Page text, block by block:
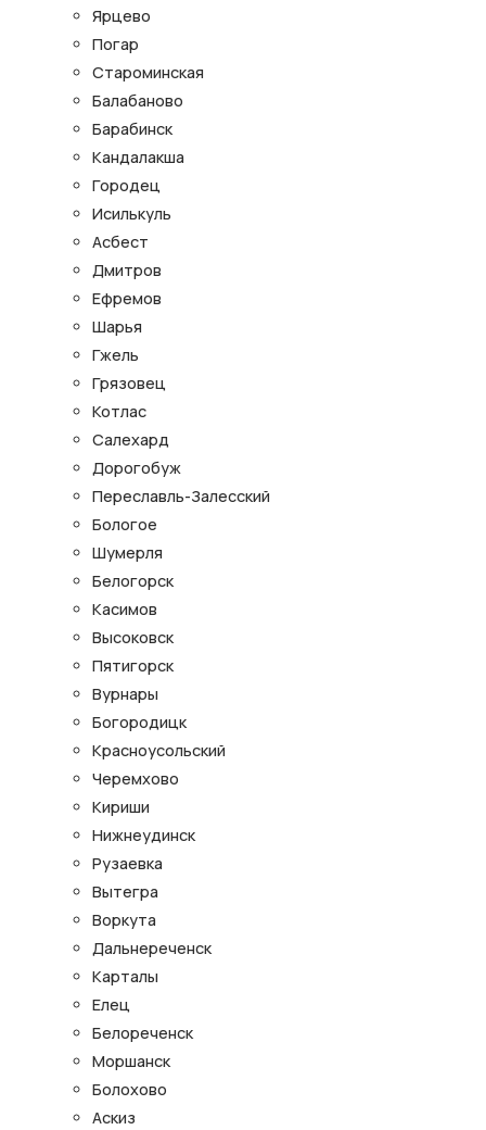
Ярцево
Погар
Староминская
Балабаново
Барабинск
Кандалакша
Городец
Исилькуль
Асбест
Дмитров
Ефремов
Шарья
Гжель
Грязовец
Котлас
Салехард
Дорогобуж
Переславль-Залесский
Бологое
Шумерля
Белогорск
Касимов
Высоковск
Пятигорск
Вурнары
Богородицк
Красноусольский
Черемхово
Кириши
Нижнеудинск
Рузаевка
Вытегра
Воркута
Дальнереченск
Карталы
Елец
Белореченск
Моршанск
Болохово
Аскиз